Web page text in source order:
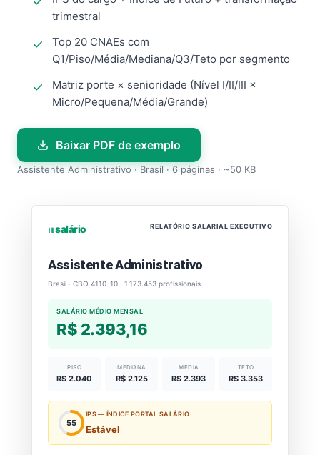
trimestral
Top 20 CNAEs com
Q1/Piso/Média/Mediana/Q3/Teto por segmento
Matriz porte × senioridade (Nível I/II/III ×
Micro/Pequena/Média/Grande)
Baixar PDF de exemplo
Assistente Administrativo · Brasil · 6 páginas · ~50 KB
⏐⏐⏐ salário RELATÓRIO SALARIAL EXECUTIVO
Assistente Administrativo
Brasil · CBO 4110-10 · 1.173.453 profissionais
SALÁRIO MÉDIO MENSAL
R$ 2.393,16
PISO
R$ 2.040
MEDIANA
R$ 2.125
MÉDIA
R$ 2.393
TETO
R$ 3.353
55
IPS — ÍNDICE PORTAL SALÁRIO
Estável